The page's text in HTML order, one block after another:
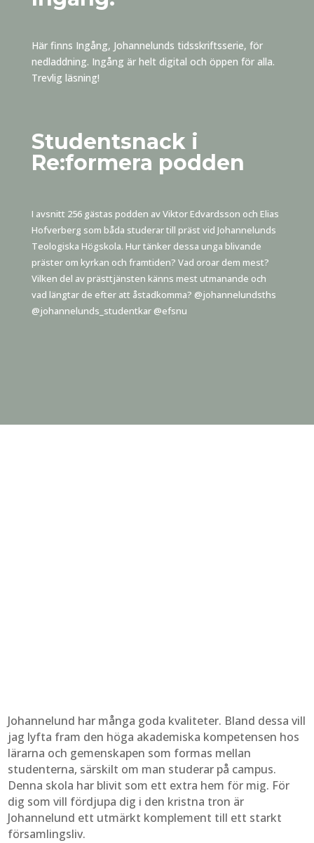
Här finns Ingång, Johannelunds tidsskriftsserie, för
nedladdning. Ingång är helt digital och öppen för alla.
Trevlig läsning!
Studentsnack i
Re:formera podden
I avsnitt 256 gästas podden av Viktor Edvardsson och Elias
Hofverberg som båda studerar till präst vid Johannelunds
Teologiska Högskola. Hur tänker dessa unga blivande
präster om kyrkan och framtiden? Vad oroar dem mest?
Vilken del av prästtjänsten känns mest utmanande och
vad längtar de efter att åstadkomma? @johannelundsths
@johannelunds_studentkar @efsnu
Johannelund har många goda kvaliteter. Bland dessa vill
jag lyfta fram den höga akademiska kompetensen hos
lärarna och gemenskapen som formas mellan
studenterna, särskilt om man studerar på campus.
Denna skola har blivit som ett extra hem för mig. För
dig som vill fördjupa dig i den kristna tron är
Johannelund ett utmärkt komplement till ett starkt
församlingsliv.